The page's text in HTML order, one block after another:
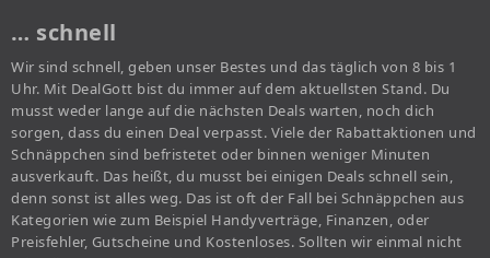
… schnell
Wir sind schnell, geben unser Bestes und das täglich von 8 bis 1
Uhr. Mit DealGott bist du immer auf dem aktuellsten Stand. Du
musst weder lange auf die nächsten Deals warten, noch dich
sorgen, dass du einen Deal verpasst. Viele der Rabattaktionen und
Schnäppchen sind befristetet oder binnen weniger Minuten
ausverkauft. Das heißt, du musst bei einigen Deals schnell sein,
denn sonst ist alles weg. Das ist oft der Fall bei Schnäppchen aus
Kategorien wie zum Beispiel Handyverträge, Finanzen, oder
Preisfehler, Gutscheine und Kostenloses. Sollten wir einmal nicht